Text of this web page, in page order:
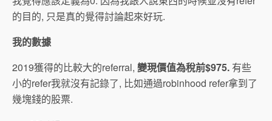
的目的, 只是真的覺得討論起來好玩.
我的數據
2019獲得的比較大的referral, 變現價值為稅前$975. 有些
小的refer我就沒有記錄了, 比如通過robinhood refer拿到了
幾塊錢的股票.